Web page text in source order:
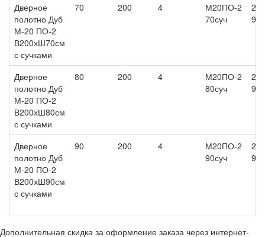
Дверное
полотно Дуб
М-20 ПО-2
В200хШ70см
с сучками
70 200 4
М20ПО-2
70суч
27
900
Дверное
полотно Дуб
М-20 ПО-2
В200хШ80см
с сучками
80 200 4
М20ПО-2
80суч
27
900
Дверное
полотно Дуб
М-20 ПО-2
В200хШ90см
с сучками
90 200 4
М20ПО-2
90суч
27
900
Дополнительная скидка за оформление заказа через интернет-